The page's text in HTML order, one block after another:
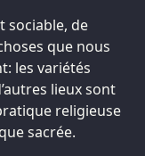
sociable, de
que nous
les variétés
lieux sont
religieuse
sacrée.